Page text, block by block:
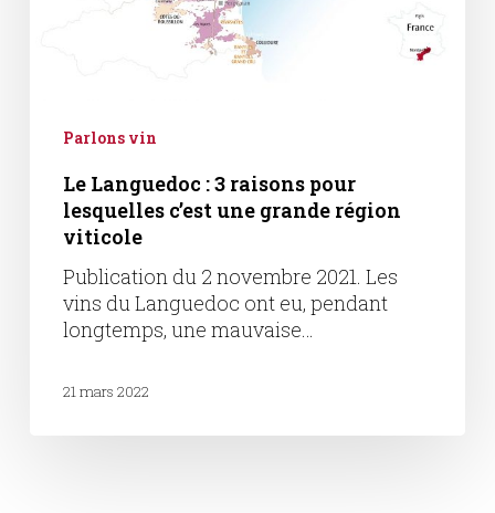
Parlons vin
Le Languedoc : 3 raisons pour
lesquelles c’est une grande région
viticole
Publication du 2 novembre 2021. Les
vins du Languedoc ont eu, pendant
longtemps, une mauvaise…
21 mars 2022